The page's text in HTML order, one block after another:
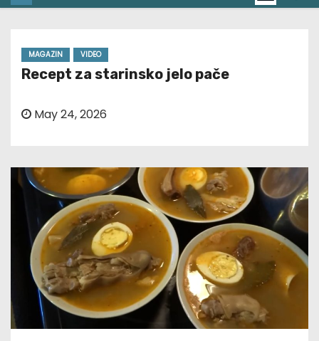
MAGAZIN VIDEO
Recept za starinsko jelo pače
May 24, 2026